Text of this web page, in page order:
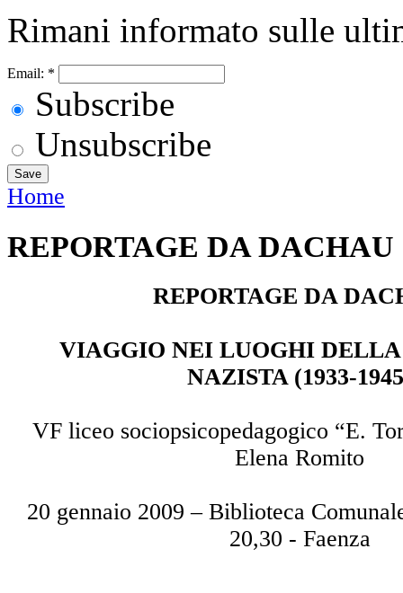
Rimani informato sulle
Email: *
Subscribe
Unsubscribe
Home
REPORTAGE DA DACHAU
REPORTAGE DA
VIAGGIO NEI LUOGHI
NAZISTA (1933-
VF liceo sociopsicopedagogico “E.
Elena Romito
20 gennaio 2009 – Biblioteca
20,30 - Faenza